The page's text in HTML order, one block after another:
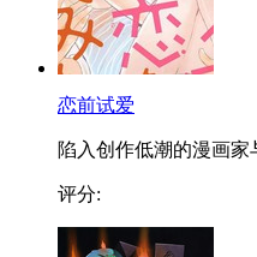
恋前试爱
陷入创作低潮的漫画家
评分: